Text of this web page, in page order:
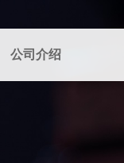
公司介绍